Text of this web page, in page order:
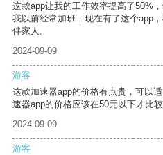
这款app让我的工作效率提高了50%
我以前经常加班，现在有了这个app
伴家人。
2024-09-09
游客
这款加速器app的价格有点贵，可以
速器app的价格应该在50元以下才比较
2024-09-09
游客